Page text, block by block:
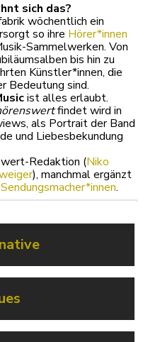
sich das?
wöchentlich ein
so ihre Hörer*innen
Sammelwerken. Von
bis hin zu
Künstler*innen, die
Bedeutung sind.
ist alles erlaubt.
findet wird in
als Portrait der Band
und Liebesbekundung
Redaktion (Niko
), manchmal ergänzt
Sendungsmacher*innen.